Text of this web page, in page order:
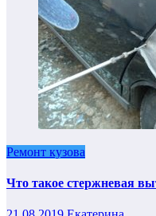
Ремонт кузова
Что такое стержневая